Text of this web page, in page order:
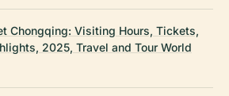
Chongqing: Visiting Hours, Tickets,
2025, Travel and Tour World